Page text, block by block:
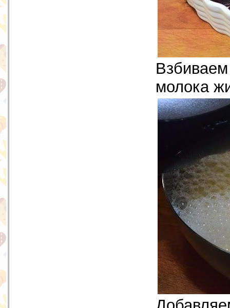
молока